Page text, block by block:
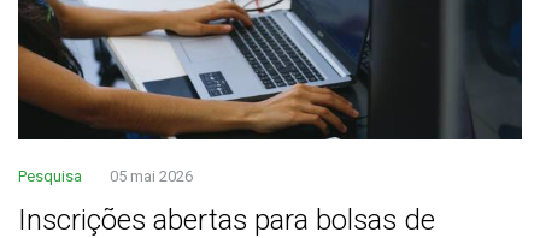
Pesquisa 05 mai 2026
Inscrições abertas para bolsas de